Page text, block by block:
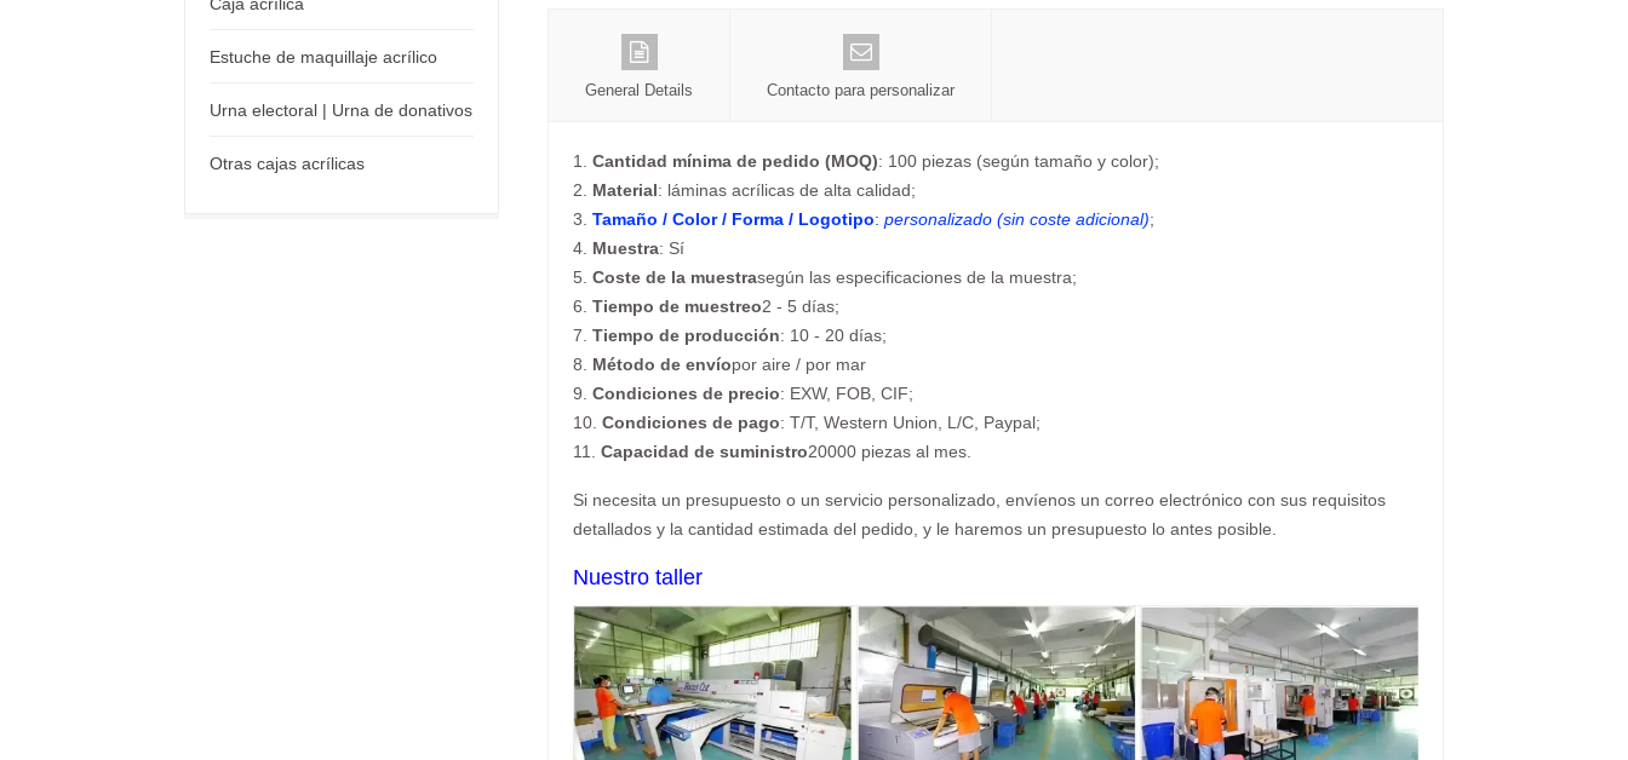
General Details Contacto para personalizar
1. Cantidad mínima de pedido (MOQ): 100 piezas (según tamaño y color);
2. Material: láminas acrílicas de alta calidad;
3. Tamaño / Color / Forma / Logotipo: personalizado (sin coste adicional);
4. Muestra: Sí
5. Coste de la muestrasegún las especificaciones de la muestra;
6. Tiempo de muestreo2 - 5 días;
7. Tiempo de producción: 10 - 20 días;
8. Método de envíopor aire / por mar
9. Condiciones de precio: EXW, FOB, CIF;
10. Condiciones de pago: T/T, Western Union, L/C, Paypal;
11. Capacidad de suministro20000 piezas al mes.
Si necesita un presupuesto o un servicio personalizado, envíenos un correo electrónico con sus requisitos
detallados y la cantidad estimada del pedido, y le haremos un presupuesto lo antes posible.
Nuestro taller
Estuche de maquillaje acrílico
Urna electoral | Urna de donativos
Otras cajas acrílicas